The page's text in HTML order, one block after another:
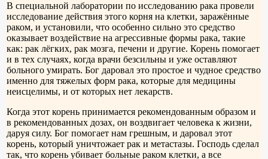
В специальной лаборатории по исследованию рака провели
исследование действия этого корня на клетки, заражённые
раком, и установили, что особенно сильно это средство
оказывает воздействие на агрессивные формы рака, такие
как: рак лёгких, рак мозга, печени и другие. Корень помогает
и в тех случаях, когда врачи безсильны и уже оставляют
больного умирать. Бог даровал это простое и чудное средство
именно для тяжелых форм рака, которые для медицины
неисцелимы, и от которых нет лекарств.
Когда этот корень принимается рекомендованным образом и
в рекомендованных дозах, он воздвигает человека к жизни,
даруя силу. Бог помогает нам грешным, и даровал этот
корень, который уничтожает рак и метастазы. Господь сделал
так, что корень убивает больные раком клетки, а все